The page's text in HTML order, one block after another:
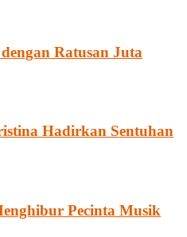
Ratusan Juta
Hadirkan Sentuhan
Pecinta Musik